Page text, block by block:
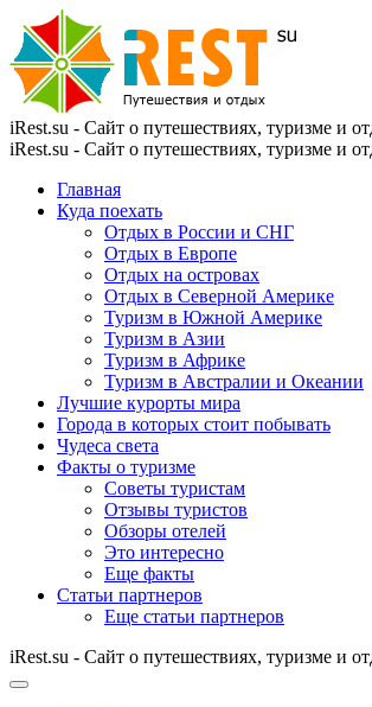
iRest.su - Сайт о путешествиях, туризме и
iRest.su - Сайт о путешествиях, туризме и
Главная
Куда поехать
Отдых в России и СНГ
Отдых в Европе
Отдых на островах
Отдых в Северной Америке
Туризм в Южной Америке
Туризм в Азии
Туризм в Африке
Туризм в Австралии и Океании
Лучшие курорты мира
Города в которых стоит побывать
Чудеса света
Факты о туризме
Советы туристам
Отзывы туристов
Обзоры отелей
Это интересно
Еще факты
Статьи партнеров
Еще статьи партнеров
iRest.su - Сайт о путешествиях, туризме и